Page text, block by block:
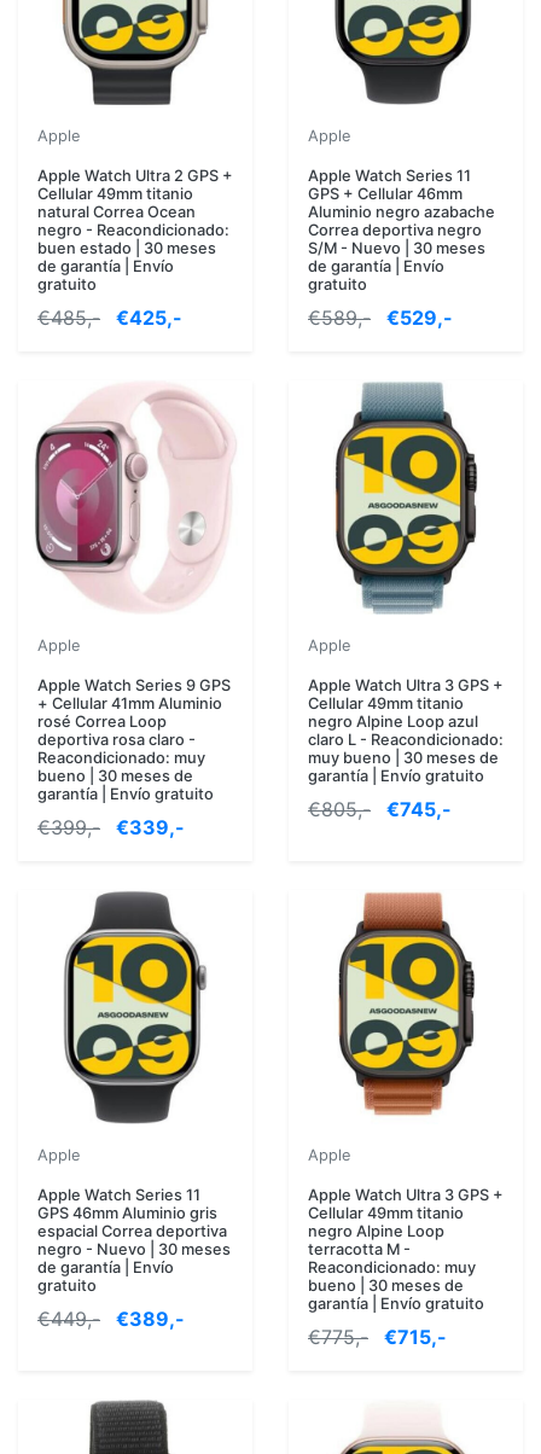
Apple
Apple Watch Ultra 2 GPS +
Cellular 49mm titanio
natural Correa Ocean
negro - Reacondicionado:
buen estado | 30 meses
de garantía | Envío
gratuito
€485,- €425,-
Apple
Apple Watch Series 11
GPS + Cellular 46mm
Aluminio negro azabache
Correa deportiva negro
S/M - Nuevo | 30 meses
de garantía | Envío
gratuito
€589,- €529,-
Apple
Apple Watch Series 9 GPS
+ Cellular 41mm Aluminio
rosé Correa Loop
deportiva rosa claro -
Reacondicionado: muy
bueno | 30 meses de
garantía | Envío gratuito
€399,- €339,-
Apple
Apple Watch Ultra 3 GPS +
Cellular 49mm titanio
negro Alpine Loop azul
claro L - Reacondicionado:
muy bueno | 30 meses de
garantía | Envío gratuito
€805,- €745,-
Apple
Apple Watch Series 11
GPS 46mm Aluminio gris
espacial Correa deportiva
negro - Nuevo | 30 meses
de garantía | Envío
gratuito
€449,- €389,-
Apple
Apple Watch Ultra 3 GPS +
Cellular 49mm titanio
negro Alpine Loop
terracotta M -
Reacondicionado: muy
bueno | 30 meses de
garantía | Envío gratuito
€775,- €715,-